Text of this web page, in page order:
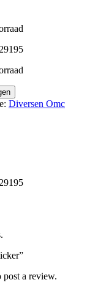
Diversen Omc
post a review.